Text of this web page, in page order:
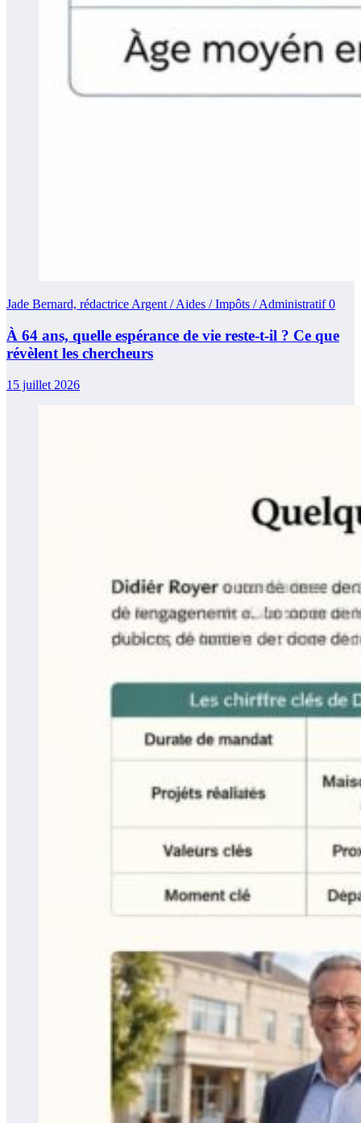
Jade Bernard, rédactrice Argent / Aides / Impôts / Administratif0
À 64 ans, quelle espérance de vie reste-t-il ? Ce que
révèlent les chercheurs
15 juillet 2026